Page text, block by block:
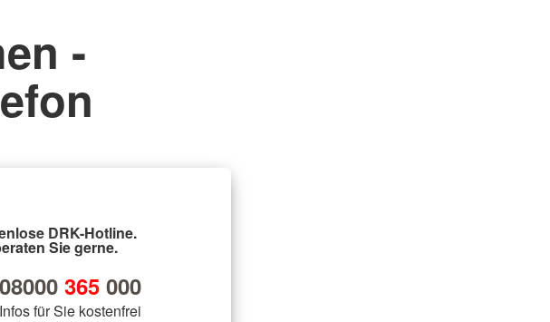
-
DRK-Hotline.
Sie gerne.
08000 365000
Infos für Sie kostenfrei